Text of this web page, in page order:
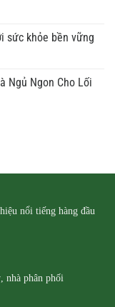
sức khỏe bền vững
Ngủ Ngon Cho Lối
nổi tiếng hàng đầu
nhà phân phối